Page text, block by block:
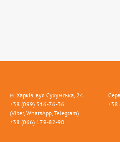
м. Харків, вул.Сухумська, 24
+38 (099) 316-76-36
(Viber, WhatsApp, Telegram)
+38 (066) 179-82-90
+38